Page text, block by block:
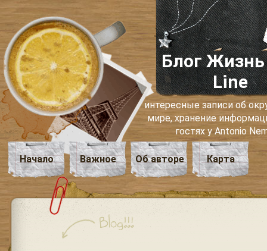
Блог Жизнь
Line
интересные записи об
мире, хранение
гостях у Antonio
Начало Важное Об авторе Карта